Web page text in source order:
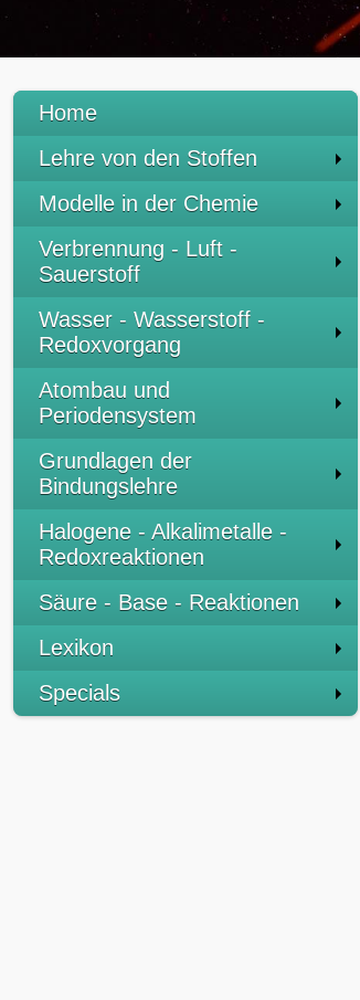
Home
Lehre von den Stoffen
Modelle in der Chemie
Verbrennung - Luft -
Sauerstoff
Wasser - Wasserstoff -
Redoxvorgang
Atombau und
Periodensystem
Grundlagen der
Bindungslehre
Halogene - Alkalimetalle -
Redoxreaktionen
Säure - Base - Reaktionen
Lexikon
Specials